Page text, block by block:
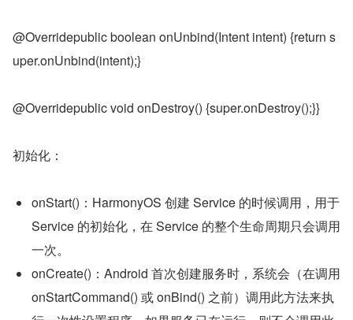
@Overridepublic boolean onUnbind(Intent intent) {return s
uper.onUnbind(intent);}
@Overridepublic void onDestroy() {super.onDestroy();}}
初始化：
onStart()：HarmonyOS 创建 Service 的时候调用，用于
Service 的初始化，在 Service 的整个生命周期只会调用
一次。
onCreate()：Android 首次创建服务时，系统会（在调用
onStartCommand() 或 onBind() 之前）调用此方法来执